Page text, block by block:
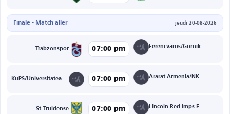
Finale - Match aller jeudi 20-08-2026
Trabzonspor 07:00 pm Ferencvaros/Gornik Zabrze
KuPS/Universitatea Craiova 07:00 pm Ararat Armenia/NK Celje
St.Truidense 07:00 pm Lincoln Red Imps FC/Omonia Nicosia